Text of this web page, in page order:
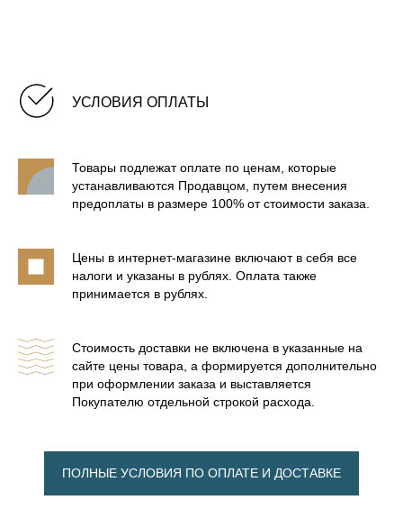
УСЛОВИЯ ОПЛАТЫ
Товары подлежат оплате по ценам, которые
устанавливаются Продавцом, путем внесения
предоплаты в размере 100% от стоимости заказа.
Цены в интернет-магазине включают в себя все
налоги и указаны в рублях. Оплата также
принимается в рублях.
Стоимость доставки не включена в указанные на
сайте цены товара, а формируется дополнительно
при оформлении заказа и выставляется
Покупателю отдельной строкой расхода.
ПОЛНЫЕ УСЛОВИЯ ПО ОПЛАТЕ И ДОСТАВКЕ